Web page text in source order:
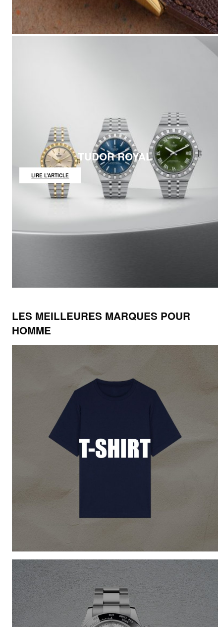
VENDUES
ENCHÈRES
TUDOR ROYAL
LIRE L’ARTICLE
TUDOR
ROYAL
LES MEILLEURES MARQUES POUR
HOMME